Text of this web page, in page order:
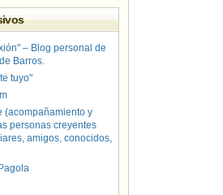
– Blog personal de
Barros.
tuyo"
(acompañamiento y
personas creyentes
amigos, conocidos,